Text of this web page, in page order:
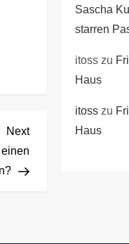
Next
Post
Next
Sascha
starren
itosszu
Haus
itosszu
Haus